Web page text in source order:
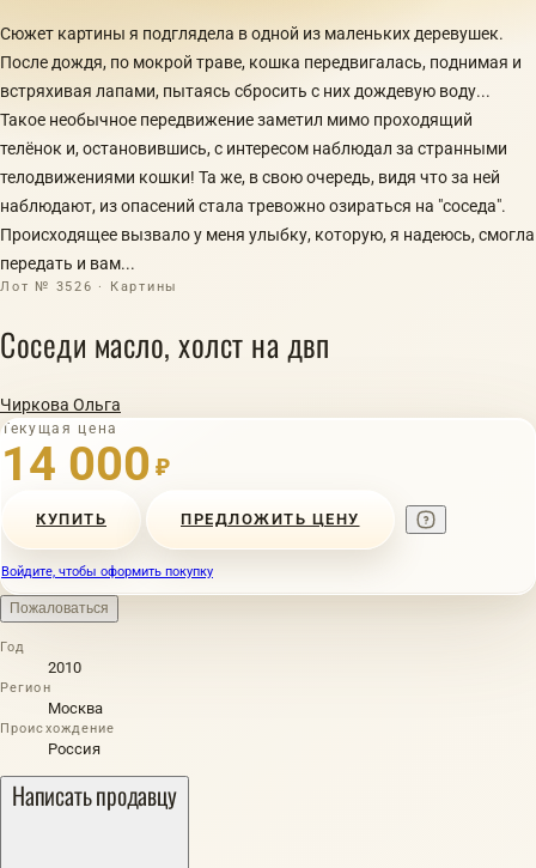
Сюжет картины я подглядела в одной из маленьких деревушек.
После дождя, по мокрой траве, кошка передвигалась, поднимая и
встряхивая лапами, пытаясь сбросить с них дождевую воду...
Такое необычное передвижение заметил мимо проходящий
телёнок и, остановившись, с интересом наблюдал за странными
телодвижениями кошки! Та же, в свою очередь, видя что за ней
наблюдают, из опасений стала тревожно озираться на "соседа".
Происходящее вызвало у меня улыбку, которую, я надеюсь, смогла
передать и вам...
Лот № 3526 · Картины
Соседи масло, холст на двп
Чиркова Ольга
Текущая цена
14 000 ₽
КУПИТЬ ПРЕДЛОЖИТЬ ЦЕНУ
Войдите, чтобы оформить покупку
Пожаловаться
Год
2010
Регион
Москва
Происхождение
Россия
Написать продавцу